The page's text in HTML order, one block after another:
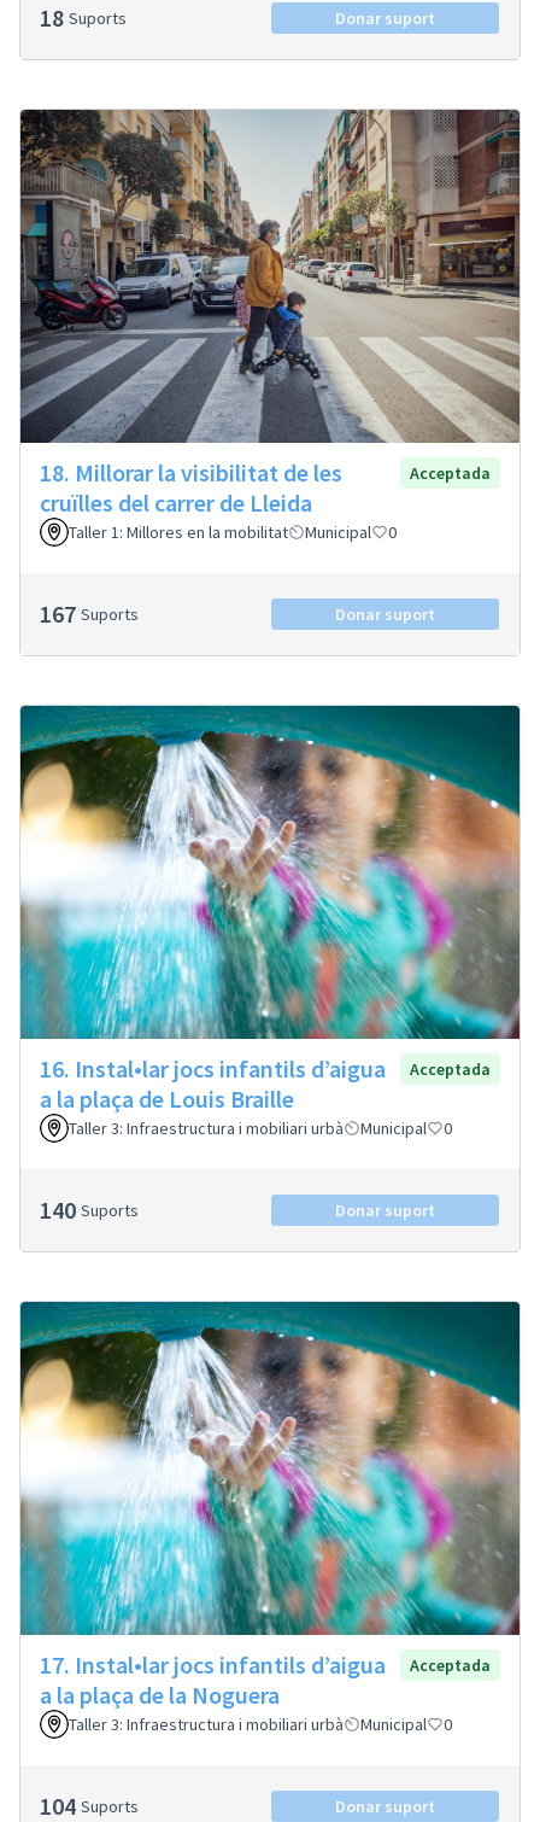
18 Suports Donar suport
18. Millorar la visibilitat de les
cruïlles del carrer de Lleida
Acceptada
Taller 1: Millores en la mobilitat Municipal 0
167 Suports Donar suport
16. Instal•lar jocs infantils d’aigua
a la plaça de Louis Braille
Acceptada
Taller 3: Infraestructura i mobiliari urbà Municipal 0
140 Suports Donar suport
17. Instal•lar jocs infantils d’aigua
a la plaça de la Noguera
Acceptada
Taller 3: Infraestructura i mobiliari urbà Municipal 0
104 Suports Donar suport